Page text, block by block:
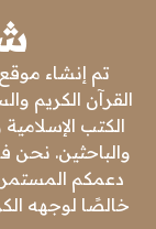
تم إنشاء
القرآن الكريم
الكتب
والباحثين. نحن
دعمكم المستمر
خالصًا لوجهه